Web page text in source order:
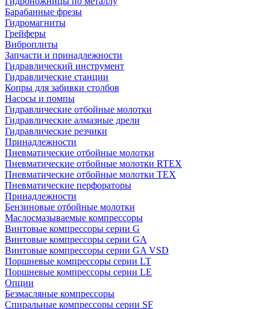
Барабанные фрезы
Гидромагниты
Грейферы
Виброплиты
Запчасти и принадлежности
Гидравлический инструмент
Гидравлические станции
Копры для забивки столбов
Насосы и помпы
Гидравлические отбойные молотки
Гидравлические алмазные дрели
Гидравлические резчики
Принадлежности
Пневматические отбойные молотки
Пневматические отбойные молотки RTEX
Пневматические отбойные молотки TEX
Пневматические перфораторы
Принадлежности
Бензиновые отбойные молотки
Маслосмазываемые компрессоры
Винтовые компрессоры серии G
Винтовые компрессоры cерии GA
Винтовые компрессоры cерии GA VSD
Поршневые компрессоры серии LT
Поршневые компрессоры серии LE
Опции
Безмасляные компрессоры
Спиральные компрессоры серии SF